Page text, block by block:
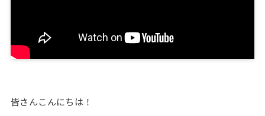
皆さんこんにちは！